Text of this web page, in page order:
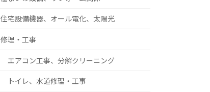
住宅設備機器、オール電化、太陽光
修理・工事
エアコン工事、分解クリーニング
トイレ、水道修理・工事